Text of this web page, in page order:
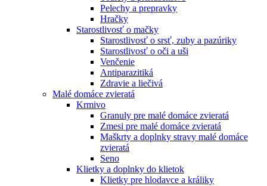
Pelechy a prepravky
Hračky
Starostlivosť o mačky
Starostlivosť o srsť, zuby a pazúriky
Starostlivosť o oči a uši
Venčenie
Antiparazitiká
Zdravie a liečivá
Malé domáce zvieratá
Krmivo
Granuly pre malé domáce zvieratá
Zmesi pre malé domáce zvieratá
Maškrty a doplnky stravy malé domáce
zvieratá
Seno
Klietky a doplnky do klietok
Klietky pre hlodavce a králiky